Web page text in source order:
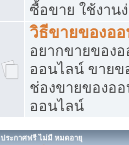
ซื้อขาย ใช้งาน
วิธีขายของอ
อยากขายของ
ออนไลน์ ขายข
ช่องขายของอ
ออนไลน์
ประกาศฟรี ไม่มี หมดอายุ